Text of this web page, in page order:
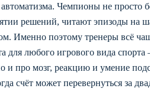
Чемпионы не просто
решений, читают эпизоды на
Именно поэтому тренеры всё
для любого игрового вида
и про мозг, реакцию и умение
счёт может перевернуться за